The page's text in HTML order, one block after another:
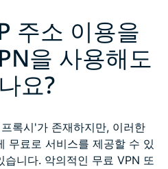
주소 이용을
을 사용해도
요?
록시'가 존재하지만, 이러한
무료로 서비스를 제공할 수 있
습니다. 악의적인 무료 VPN 또